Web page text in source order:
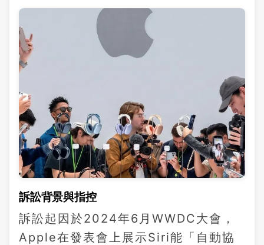
訴訟背景與指控
訴訟起因於2024年6月WWDC大會，
Apple在發表會上展示Siri能「自動協